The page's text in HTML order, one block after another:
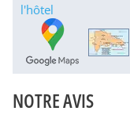
l'hôtel
NOTRE AVIS